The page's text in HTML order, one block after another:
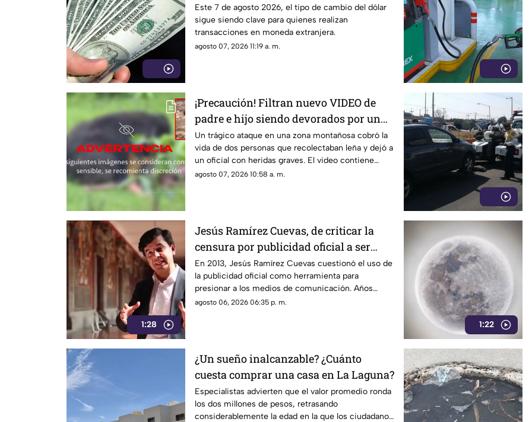
Este 7 de agosto 2026, el tipo de cambio del dólar
sigue siendo clave para quienes realizan
transacciones en moneda extranjera.
agosto 07, 2026 11:19 a. m.
¡Precaución! Filtran nuevo VIDEO de
padre e hijo siendo devorados por un
oso
Un trágico ataque en una zona montañosa cobró la
vida de dos personas que recolectaban leña y dejó a
un oficial con heridas graves. El video contiene
material gráfico, véase con precaución.
agosto 07, 2026 10:58 a. m.
1:28
Jesús Ramírez Cuevas, de criticar la
censura por publicidad oficial a ser
señalado por estrategia de control
informativo
En 2013, Jesús Ramírez Cuevas cuestionó el uso de
la publicidad oficial como herramienta para
presionar a los medios de comunicación. Años
después, su papel dentro del gobierno ha reavivado
agosto 06, 2026 06:35 p. m.
1:22
¿Un sueño inalcanzable? ¿Cuánto
cuesta comprar una casa en La Laguna?
Especialistas advierten que el valor promedio ronda
los dos millones de pesos, retrasando
considerablemente la edad en la que los ciudadanos